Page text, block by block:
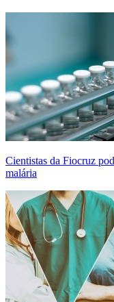
Cientistas da Fiocruz
malária